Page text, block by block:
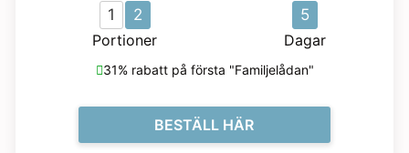
1
2
Portioner
5
Dagar
31% rabatt på första "Familjelådan"
BESTÄLL HÄR